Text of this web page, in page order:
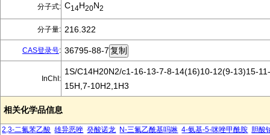
分子式: C14H20N2
分子量: 216.322
CAS登录号: 36795-88-7
InChI:
1S/C14H20N2/c1-16-13-7-8-14(16)10-12(9-13)15-
15H,7-10H2,1H3
相关化学品信息
2,3-二氟苯乙酸 雄异恶唑 癸酸诺龙 N-三氟乙酰基吗啉 4-氨基-5-咪唑甲酰胺 胆酸